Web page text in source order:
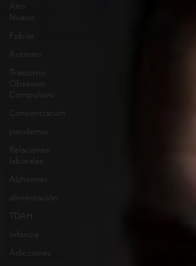
Año
Nuevo
Fobias
Autismo
Trastorno
Obsesivo
Compulsivo
Concentración
pandemia
Relaciones
laborales
Alzheimer
alimentación
TDAH
Infancia
Adicciones